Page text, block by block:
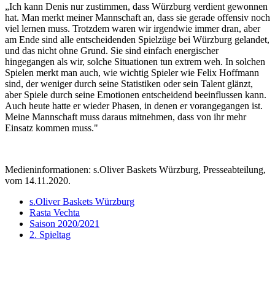
„Ich kann Denis nur zustimmen, dass Würzburg verdient gewonnen
hat. Man merkt meiner Mannschaft an, dass sie gerade offensiv noch
viel lernen muss. Trotzdem waren wir irgendwie immer dran, aber
am Ende sind alle entscheidenden Spielzüge bei Würzburg gelandet,
und das nicht ohne Grund. Sie sind einfach energischer
hingegangen als wir, solche Situationen tun extrem weh. In solchen
Spielen merkt man auch, wie wichtig Spieler wie Felix Hoffmann
sind, der weniger durch seine Statistiken oder sein Talent glänzt,
aber Spiele durch seine Emotionen entscheidend beeinflussen kann.
Auch heute hatte er wieder Phasen, in denen er vorangegangen ist.
Meine Mannschaft muss daraus mitnehmen, dass von ihr mehr
Einsatz kommen muss."
Medieninformationen: s.Oliver Baskets Würzburg, Presseabteilung,
vom 14.11.2020.
s.Oliver Baskets Würzburg
Rasta Vechta
Saison 2020/2021
2. Spieltag